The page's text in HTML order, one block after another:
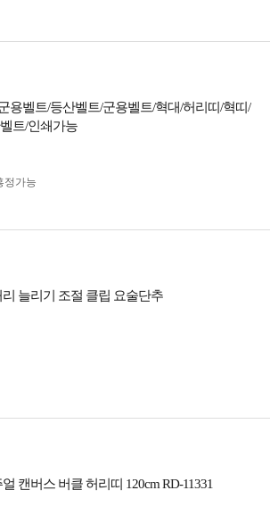
용벨트/등산벨트/군용벨트/혁대/허리띠/혁띠/
트/인쇄가능
정가능
늘리기 조절 클립 요술단추
캔버스 버클 허리띠 120cm RD-11331